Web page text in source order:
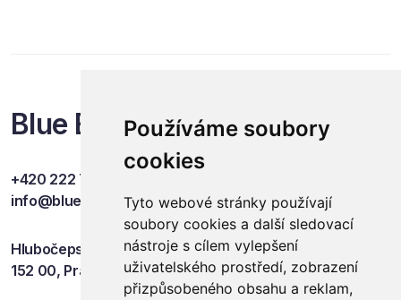
Používáme soubory
cookies
Tyto webové stránky používají
soubory cookies a další sledovací
nástroje s cílem vylepšení
uživatelského prostředí, zobrazení
přizpůsobeného obsahu a reklam,
Blue Events
+420 222 749 841
info@blueevents.eu
Hlubočepská 701/38c
152 00, Praha 5